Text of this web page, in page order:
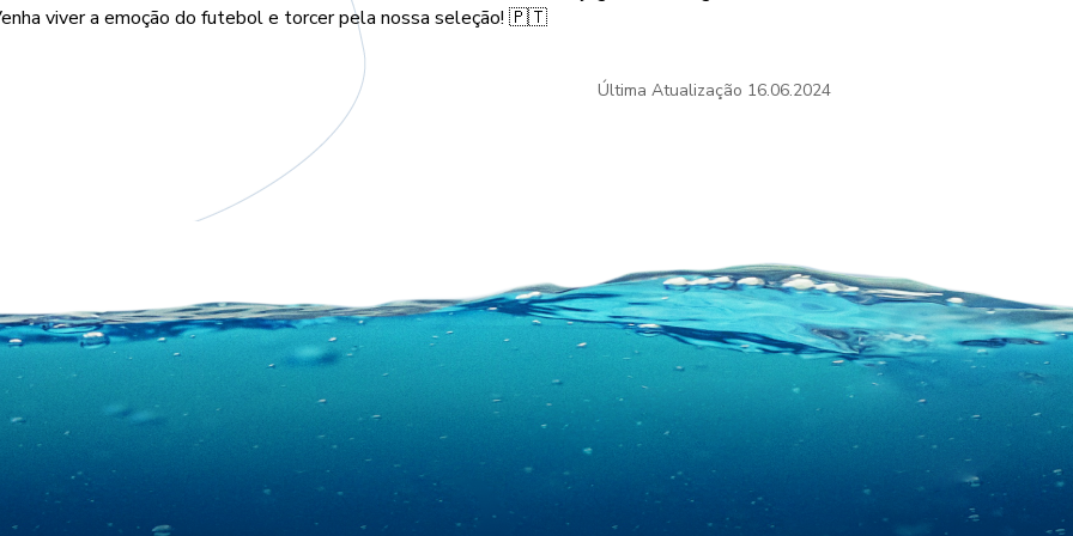
viver a emoção do futebol e torcer pela nossa seleção! 🇵🇹
Última Atualização 16.06.2024